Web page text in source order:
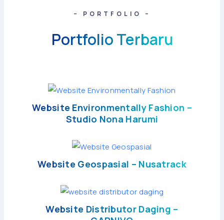
– PORTFOLIO –
Portfolio Terbaru
Website Environmentally Fashion –
Studio Nona Harumi
Website Geospasial – Nusatrack
Website Distributor Daging –